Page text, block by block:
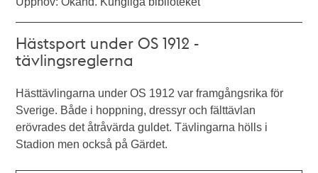
Hästsport under OS 1912 -
tävlingsreglerna
Hästtävlingarna under OS 1912 var framgångsrika för
Sverige. Både i hoppning, dressyr och fälttävlan
erövrades det åtråvärda guldet. Tävlingarna hölls i
Stadion men också på Gärdet.